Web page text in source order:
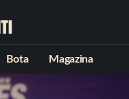
Bota Magazina